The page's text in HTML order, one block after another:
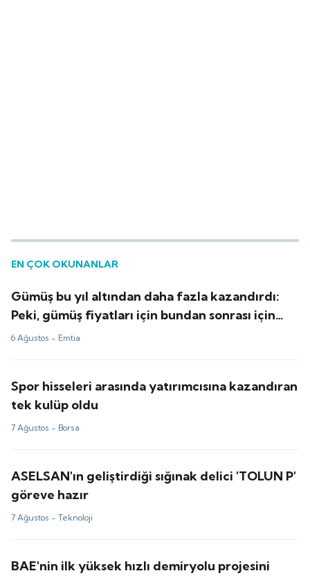
EN ÇOK OKUNANLAR
Gümüş bu yıl altından daha fazla kazandırdı:
Peki, gümüş fiyatları için bundan sonrası için
tahminler ne?
6 Ağustos - Emtia
Spor hisseleri arasında yatırımcısına kazandıran
tek kulüp oldu
7 Ağustos - Borsa
ASELSAN'ın geliştirdiği sığınak delici 'TOLUN P'
göreve hazır
7 Ağustos -Teknoloji
BAE'nin ilk yüksek hızlı demiryolu projesini